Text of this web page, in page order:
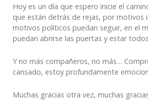
Hoy es un día que espero inicie el
que están detrás de rejas, por motivos
motivos políticos puedan seguir, en el
puedan abrirse las puertas y estar
Y no más compañeros, no más…
cansado, estoy profundamente
Muchas gracias otra vez, muchas